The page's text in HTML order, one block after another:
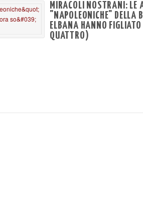
MIRACOLI NOSTRANI: LE
"NAPOLEONICHE" DELLA
ELBANA HANNO FIGLIATO
QUATTRO)